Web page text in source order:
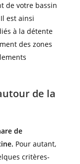
de votre bassin
est ainsi
à la détente
des zones
de la
de
Pour autant,
critères-